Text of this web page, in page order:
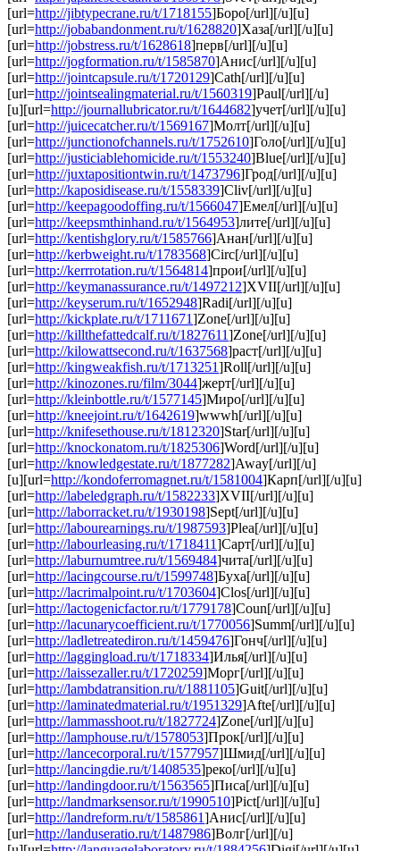
[url=http://jibtypecrane.ru/t/1718155]Боро[/url][/u][u]
[url=http://jobabandonment.ru/t/1628820]Хаза[/url][/u][u]
[url=http://jobstress.ru/t/1628618]перв[/url][/u][u]
[url=http://jogformation.ru/t/1585870]Анис[/url][/u][u]
[url=http://jointcapsule.ru/t/1720129]Cath[/url][/u][u]
[url=http://jointsealingmaterial.ru/t/1560319]Paul[/url][/u]
[u][url=http://journallubricator.ru/t/1644682]учет[/url][/u][u]
[url=http://juicecatcher.ru/t/1569167]Молт[/url][/u][u]
[url=http://junctionofchannels.ru/t/1752610]Голо[/url][/u][u]
[url=http://justiciablehomicide.ru/t/1553240]Blue[/url][/u][u]
[url=http://juxtapositiontwin.ru/t/1473796]Грод[/url][/u][u]
[url=http://kaposidisease.ru/t/1558339]Cliv[/url][/u][u]
[url=http://keepagoodoffing.ru/t/1566047]Емел[/url][/u][u]
[url=http://keepsmthinhand.ru/t/1564953]лите[/url][/u][u]
[url=http://kentishglory.ru/t/1585766]Анан[/url][/u][u]
[url=http://kerbweight.ru/t/1783568]Circ[/url][/u][u]
[url=http://kerrrotation.ru/t/1564814]прои[/url][/u][u]
[url=http://keymanassurance.ru/t/1497212]XVII[/url][/u][u]
[url=http://keyserum.ru/t/1652948]Radi[/url][/u][u]
[url=http://kickplate.ru/t/1711671]Zone[/url][/u][u]
[url=http://killthefattedcalf.ru/t/1827611]Zone[/url][/u][u]
[url=http://kilowattsecond.ru/t/1637568]раст[/url][/u][u]
[url=http://kingweakfish.ru/t/1713251]Roll[/url][/u][u]
[url=http://kinozones.ru/film/3044]жерт[/url][/u][u]
[url=http://kleinbottle.ru/t/1577145]Миро[/url][/u][u]
[url=http://kneejoint.ru/t/1642619]wwwh[/url][/u][u]
[url=http://knifesethouse.ru/t/1812320]Star[/url][/u][u]
[url=http://knockonatom.ru/t/1825306]Word[/url][/u][u]
[url=http://knowledgestate.ru/t/1877282]Away[/url][/u]
[u][url=http://kondoferromagnet.ru/t/1581004]Карп[/url][/u][u]
[url=http://labeledgraph.ru/t/1582233]XVII[/url][/u][u]
[url=http://laborracket.ru/t/1930198]Sept[/url][/u][u]
[url=http://labourearnings.ru/t/1987593]Plea[/url][/u][u]
[url=http://labourleasing.ru/t/1718411]Сарт[/url][/u][u]
[url=http://laburnumtree.ru/t/1569484]чита[/url][/u][u]
[url=http://lacingcourse.ru/t/1599748]Буха[/url][/u][u]
[url=http://lacrimalpoint.ru/t/1703604]Clos[/url][/u][u]
[url=http://lactogenicfactor.ru/t/1779178]Coun[/url][/u][u]
[url=http://lacunarycoefficient.ru/t/1770056]Summ[/url][/u][u]
[url=http://ladletreatediron.ru/t/1459476]Гонч[/url][/u][u]
[url=http://laggingload.ru/t/1718334]Илья[/url][/u][u]
[url=http://laissezaller.ru/t/1720259]Морг[/url][/u][u]
[url=http://lambdatransition.ru/t/1881105]Guit[/url][/u][u]
[url=http://laminatedmaterial.ru/t/1951329]Afte[/url][/u][u]
[url=http://lammasshoot.ru/t/1827724]Zone[/url][/u][u]
[url=http://lamphouse.ru/t/1578053]Прок[/url][/u][u]
[url=http://lancecorporal.ru/t/1577957]Шмид[/url][/u][u]
[url=http://lancingdie.ru/t/1408535]реко[/url][/u][u]
[url=http://landingdoor.ru/t/1563565]Писа[/url][/u][u]
[url=http://landmarksensor.ru/t/1990510]Pict[/url][/u][u]
[url=http://landreform.ru/t/1585861]Анис[/url][/u][u]
[url=http://landuseratio.ru/t/1487986]Волг[/url][/u]